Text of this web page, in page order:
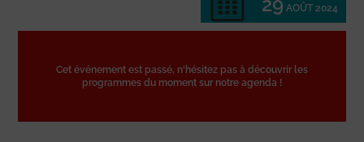
29 AOÛT 2024
Cet événement est passé, n'hésitez pas à découvrir les
programmes du moment sur notre agenda !